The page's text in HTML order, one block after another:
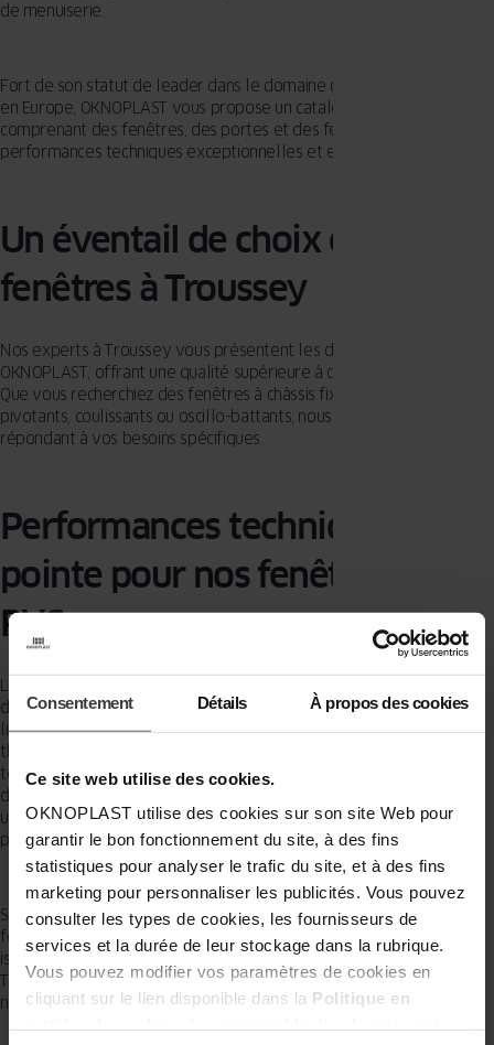
Consentement Détails À propos des cookies
Ce site web utilise des cookies.
OKNOPLAST utilise des cookies sur son site Web pour
garantir le bon fonctionnement du site, à des fins
statistiques pour analyser le trafic du site, et à des fins
marketing pour personnaliser les publicités. Vous pouvez
consulter les types de cookies, les fournisseurs de
services et la durée de leur stockage dans la rubrique.
Vous pouvez modifier vos paramètres de cookies en
cliquant sur le lien disponible dans la Politique en
de menuiserie.
Fort de son statut de leader dans le domaine des fenêtres en PVC
en Europe, OKNOPLAST vous propose un catalogue complet
comprenant des fenêtres, des portes et des fermetures, alliant
performances techniques exceptionnelles et esthétique séduisante.
Un éventail de choix de
fenêtres à Troussey
Nos experts à Troussey vous présentent les différentes collections
OKNOPLAST, offrant une qualité supérieure à des tarifs attractifs.
Que vous recherchiez des fenêtres à châssis fixes, des modèles
pivotants, coulissants ou oscillo-battants, nous avons la solution
répondant à vos besoins spécifiques.
Performances techniques de
pointe pour nos fenêtres en
PVC
Les fenêtres OKNOPLAST se démarquent par une luminosité accrue
de 22% par rapport aux fenêtres standards, créant une atmosphère
lumineuse dans toutes les pièces de votre maison. Leur isolation
thermique efficace les rend idéales pour faire face aux variations de
température à Troussey dans la région Gand Est (44). De plus, la
durabilité du PVC, associée à sa résistance aux intempéries, assure
une protection maximale contre les intrusions tout en demandant
peu d'entretien.
Si vous cherchez également à réduire les nuisances sonores, nos
fenêtres OKNOPLAST, avec leur vitrage double ou triple, offrent une
isolation phonique exceptionnelle. Notre distributeur local à
Troussey dans le Grand Est garantit une installation conforme aux
normes pour votre tranquillité d'esprit.